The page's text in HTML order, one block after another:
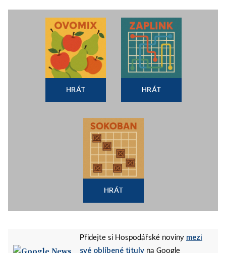
HRÁT HRÁT
HRÁT
Přidejte si Hospodářské noviny mezi
své oblíbené tituly na Google